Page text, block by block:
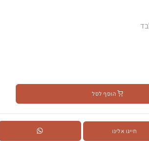
הוסף לסל
חייגו אלינו